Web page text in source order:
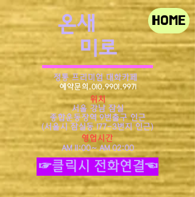
​온새
미로
HOME
정통 프리미엄 대화카페
예약문의.010.9901.9971
위치
서울 강남 잠실
종합운동장역 9번출구 인근
​(서울시 잠실동 177-3번지 인근)
영업시간
AM 11:00~ AM 02:00
☞클릭시 전화연결☜